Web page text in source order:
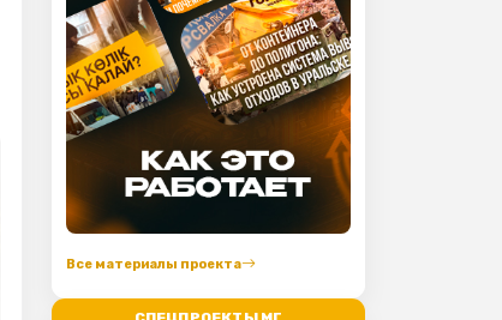
Все материалы проекта